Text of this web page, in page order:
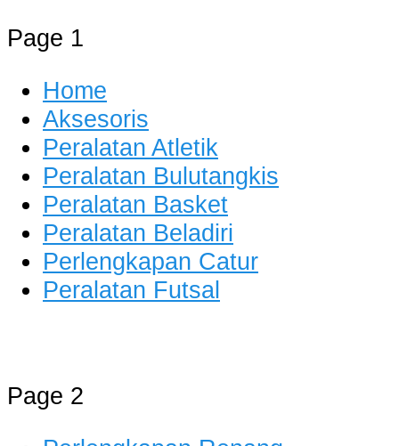
Page 1
Home
Aksesoris
Peralatan Atletik
Peralatan Bulutangkis
Peralatan Basket
Peralatan Beladiri
Perlengkapan Catur
Peralatan Futsal
Distributor Alat Olahraga
Jual Alat Olahraga Murah, Lengkap
Page 2